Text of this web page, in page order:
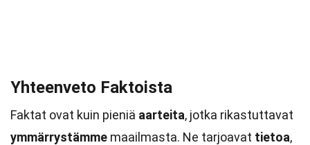
Yhteenveto Faktoista
Faktat ovat kuin pieniä aarteita, jotka rikastuttavat
ymmärrystämme maailmasta. Ne tarjoavat tietoa,